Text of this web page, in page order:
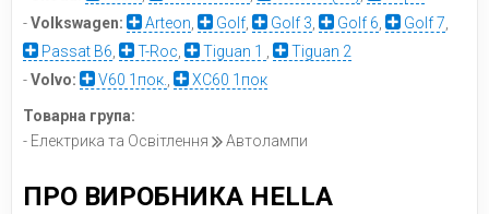
-Volkswagen: Arteon Golf Golf 3 Golf 6 Golf 7
Passat B6
T-Roc Tiguan 1
Tiguan 2
-Volvo: V60 1пок. XC60 1пок
Товарна група:
- Електрика та Освітлення
Автолампи
ПРО ВИРОБНИКА HELLA